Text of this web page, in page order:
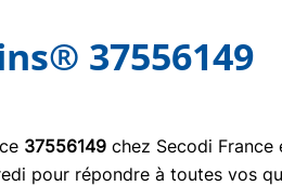
37556149
37556149 chez Secodi France
pour répondre à toutes vos